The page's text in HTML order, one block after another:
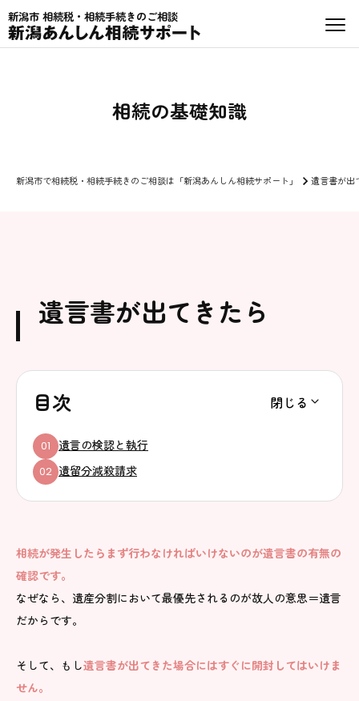
新潟市 相続税・相続手続きのご相談
相続の基礎知識
新潟市で相続税・相続手続きのご相談は「新潟あんしん相続サポート」 遺言書が出
遺言書が出てきたら
目次
遺言の検認と執行
遺留分減殺請求
相続が発生したらまず行わなければいけないのが遺言書の有無の
確認です。
なぜなら、遺産分割において最優先されるのが故人の意思＝遺言
だからです。
そして、もし遺言書が出てきた場合にはすぐに開封してはいけま
せん。